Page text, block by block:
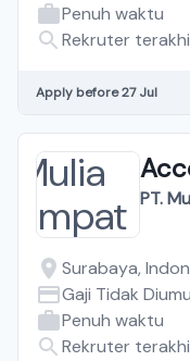
Penuh waktu
Rekruter
Apply before 27 Jul
PT.
Surabaya,
Gaji Tidak
Penuh waktu
Rekruter